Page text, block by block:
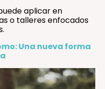
aplicar en
o talleres enfocados
Una nueva forma